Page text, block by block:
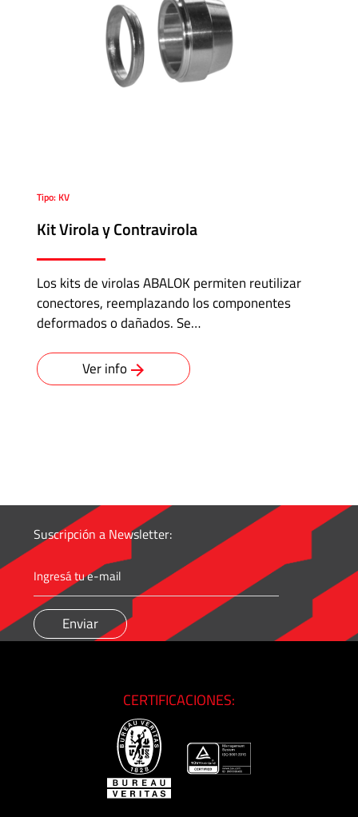
Tipo: KV
Kit Virola y Contravirola
Los kits de virolas ABALOK permiten reutilizar
conectores, reemplazando los componentes
deformados o dañados. Se…
Ver info
Suscripción a Newsletter:
CERTIFICACIONES: